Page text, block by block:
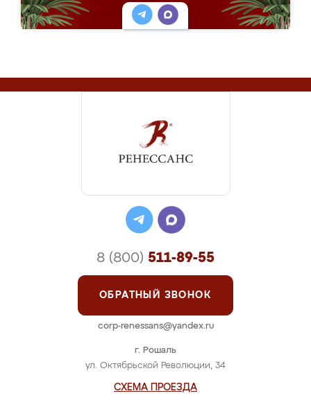
г. Рошаль
ул. Октябрьской Революции, 34
СХЕМА ПРОЕЗДА
8 (800) 511-89-55
ОБРАТНЫЙ ЗВОНОК
corp-renessans@yandex.ru